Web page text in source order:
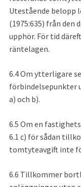
Utestående belopp
(1975:635) från den
upphör. För tid
räntelagen.
6.4Om ytterligare
förbindelsepunkter
a) och b).
6.5 Om en
6.1 c) för sådan
tomtyteavgift inte
6.6 Tillkommer